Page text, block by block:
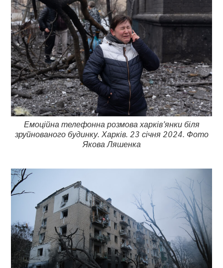
Емоційна телефонна розмова харків’янки біля
зруйнованого будинку. Харків. 23 січня 2024. Фото
Якова Ляшенка